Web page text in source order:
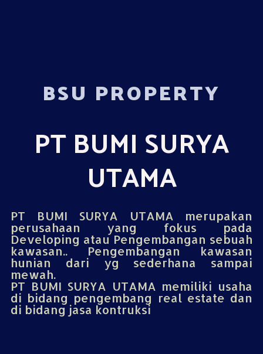
BSU PROPERTY
PT BUMI SURYA
UTAMA
PT BUMI SURYA UTAMA merupakan
perusahaan yang fokus pada
Developing atau Pengembangan sebuah
kawasan.. Pengembangan kawasan
hunian dari yg sederhana sampai
mewah.
PT BUMI SURYA UTAMA memiliki usaha
di bidang pengembang real estate dan
di bidang jasa kontruksi